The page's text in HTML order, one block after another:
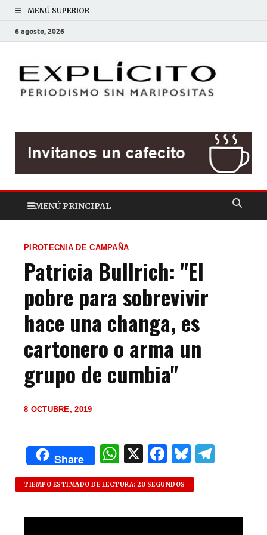
MENÚ SUPERIOR
6 agosto, 2026
MENÚ PRINCIPAL
PIROTECNIA DE CAMPAÑA
Patricia Bullrich: "El
pobre para sobrevivir
hace una changa, es
cartonero o arma un
grupo de cumbia"
8 OCTUBRE, 2019
Share
W
h
at
s
X F
a
c
e
B
lu
es
k g
TIEMPO ESTIMADO DE LECTURA: 20 SEGUNDOS